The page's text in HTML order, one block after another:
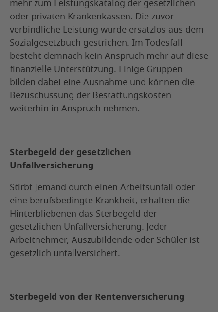
mehr zum Leistungskatalog der gesetzlichen
oder privaten Krankenkassen. Die zuvor
verbindliche Leistung wurde ersatzlos aus dem
Sozialgesetzbuch gestrichen. Im Todesfall
besteht demnach kein Anspruch mehr auf diese
finanzielle Unterstützung. Einige Gruppen
bilden dabei eine Ausnahme und können die
Bezuschussung der Bestattungskosten
weiterhin in Anspruch nehmen.
Sterbegeld der gesetzlichen
Unfallversicherung
Stirbt jemand durch einen Arbeitsunfall oder
eine berufsbedingte Krankheit, erhalten die
Hinterbliebenen das Sterbegeld der
gesetzlichen Unfallversicherung. Jeder
Arbeitnehmer, Auszubildende oder Schüler ist
gesetzlich unfallversichert.
Sterbegeld von der Rentenversicherung